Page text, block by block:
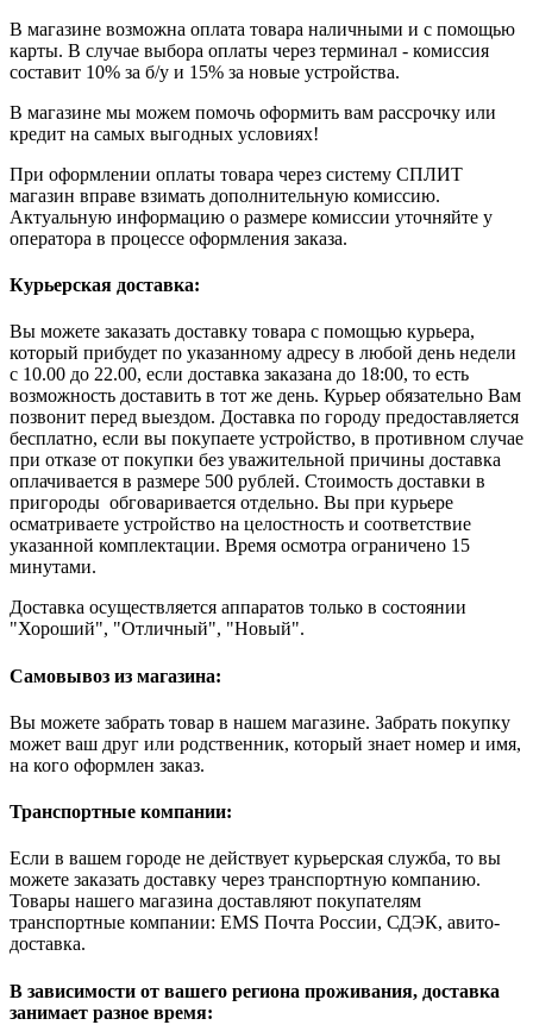
В магазине возможна оплата товара наличными и с помощью
карты. В случае выбора оплаты через терминал - комиссия
составит 10% за б/у и 15% за новые устройства.
В магазине мы можем помочь оформить вам рассрочку или
кредит на самых выгодных условиях!
При оформлении оплаты товара через систему СПЛИТ
магазин вправе взимать дополнительную комиссию.
Актуальную информацию о размере комиссии уточняйте у
оператора в процессе оформления заказа.
Курьерская доставка:
Вы можете заказать доставку товара с помощью курьера,
который прибудет по указанному адресу в любой день недели
с 10.00 до 22.00, если доставка заказана до 18:00, то есть
возможность доставить в тот же день. Курьер обязательно Вам
позвонит перед выездом. Доставка по городу предоставляется
бесплатно, если вы покупаете устройство, в противном случае
при отказе от покупки без уважительной причины доставка
оплачивается в размере 500 рублей. Стоимость доставки в
пригороды обговаривается отдельно. Вы при курьере
осматриваете устройство на целостность и соответствие
указанной комплектации. Время осмотра ограничено 15
минутами.
Доставка осуществляется аппаратов только в состоянии
"Хороший", "Отличный", "Новый".
Самовывоз из магазина:
Вы можете забрать товар в нашем магазине. Забрать покупку
может ваш друг или родственник, который знает номер и имя,
на кого оформлен заказ.
Транспортные компании:
Если в вашем городе не действует курьерская служба, то вы
можете заказать доставку через транспортную компанию.
Товары нашего магазина доставляют покупателям
транспортные компании: EMS Почта России, СДЭК, авито-
доставка.
В зависимости от вашего региона проживания, доставка
занимает разное время: